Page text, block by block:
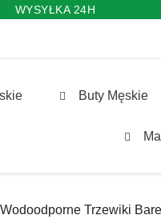
WYSYŁKA 24H
Buty Męskie
Wodoodporne Trzewiki